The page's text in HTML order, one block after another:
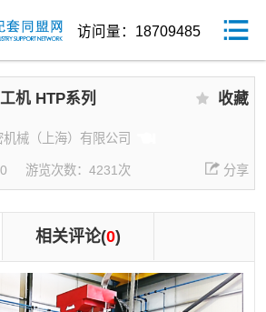
访问量：18709485
机 HTP系列 收藏
械（上海）有限公司
游览次数：4231次 分享
相关评论(0)